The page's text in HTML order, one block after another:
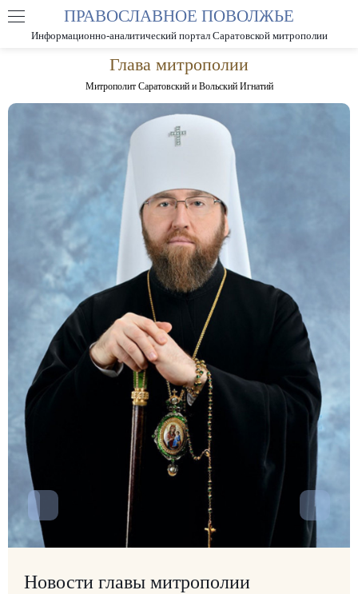
РАЗМЕР ШРИФТА А А
ИЗОБРАЖЕНИЯ
ПРАВОСЛАВНОЕ ПОВОЛЖЬЕ
Информационно-аналитический портал Саратовской митрополии
Глава митрополии
Митрополит Саратовский и Вольский Игнатий
Новости главы митрополии